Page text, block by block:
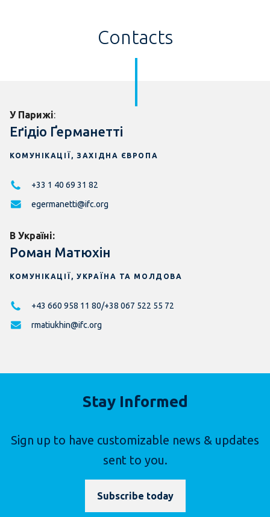
Contacts
У Парижі:
Еґідіо Ґерманетті
КОМУНІКАЦІЇ, ЗАХІДНА ЄВРОПА
+33 1 40 69 31 82
egermanetti@ifc.org
В Україні:
Роман Матюхін
КОМУНІКАЦІЇ, УКРАЇНА ТА МОЛДОВА
+43 660 958 11 80/+38 067 522 55 72
rmatiukhin@ifc.org
Stay Informed
Sign up to have customizable news & updates
sent to you.
Subscribe today